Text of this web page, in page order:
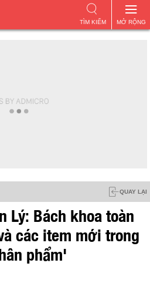
MỞ RỘNG
TÌM KIẾM
QUAY LẠI
Lý: Bách khoa toàn
các item mới trong
phẩm'